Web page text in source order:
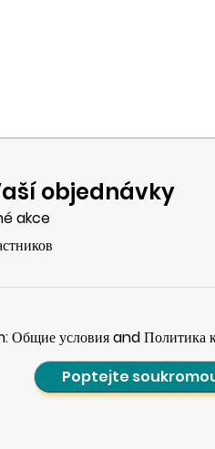
objednávky
akce
Общие условия and Политика
Poptejte